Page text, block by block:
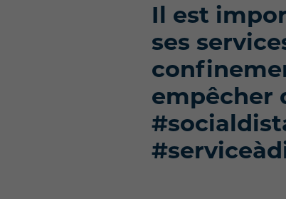
Il est
ses
empêcher